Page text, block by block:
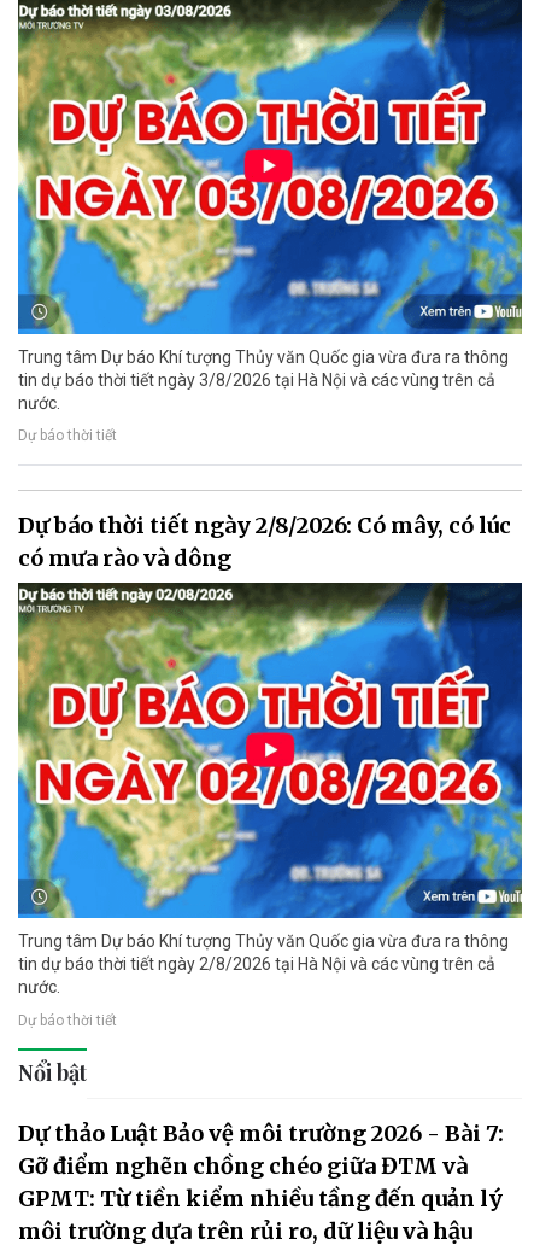
Trung tâm Dự báo Khí tượng Thủy văn Quốc gia vừa đưa ra thông
tin dự báo thời tiết ngày 3/8/2026 tại Hà Nội và các vùng trên cả
nước.
Dự báo thời tiết
Dự báo thời tiết ngày 2/8/2026: Có mây, có lúc
có mưa rào và dông
Trung tâm Dự báo Khí tượng Thủy văn Quốc gia vừa đưa ra thông
tin dự báo thời tiết ngày 2/8/2026 tại Hà Nội và các vùng trên cả
nước.
Dự báo thời tiết
Nổi bật
Dự thảo Luật Bảo vệ môi trường 2026 - Bài 7:
Gỡ điểm nghẽn chồng chéo giữa ĐTM và
GPMT: Từ tiền kiểm nhiều tầng đến quản lý
môi trường dựa trên rủi ro, dữ liệu và hậu